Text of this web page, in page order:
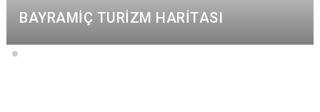
BAYRAMİÇ TURİZM HARİTASI